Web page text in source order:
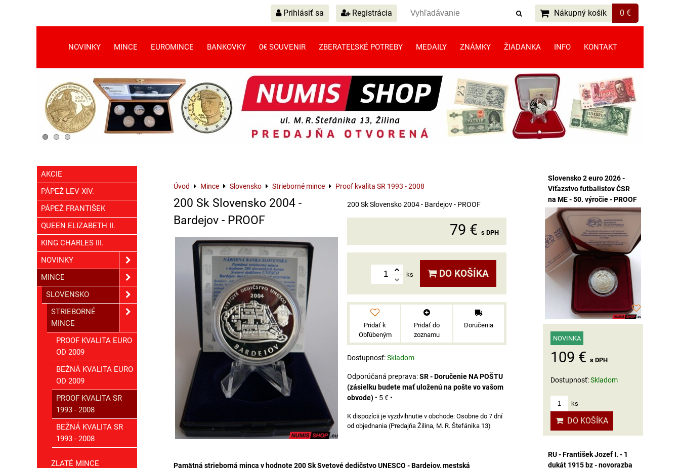
Prihlásiť sa Registrácia Nákupný košík 0 €
NOVINKY MINCE EUROMINCE BANKOVKY 0€ SOUVENIR ZBERATEĽSKÉ POTREBY MEDAILY ZNÁMKY ŽIADANKA INFO KONTAKT
Úvod Mince Slovensko Strieborné mince Proof kvalita SR 1993 - 2008
200 Sk Slovensko 2004 -
Bardejov - PROOF
200 Sk Slovensko 2004 - Bardejov - PROOF
79 € s DPH
ks DO KOŠÍKA
Pridať k
Obľúbeným
Pridať do
zoznamu
Doručenia
Dostupnosť:Skladom
SR - Doručenie NA POŠTU
(zásielku budete mať uloženú na pošte vo vašom
obvode) • 5 € •
Osobne do 7 dní
od objednania (Predajňa Žilina, M. R. Štefánika 13)
Pamätná strieborná minca v hodnote 200 Sk Svetové dedičstvo UNESCO - Bardejov, mestská
AKCIE
PÁPEŽ LEV XIV.
PÁPEŽ FRANTIŠEK
QUEEN ELIZABETH II.
KING CHARLES III.
NOVINKY
MINCE
SLOVENSKO
STRIEBORNÉ
MINCE
PROOF KVALITA EURO
OD 2009
BEŽNÁ KVALITA EURO
OD 2009
PROOF KVALITA SR
1993 - 2008
BEŽNÁ KVALITA SR
1993 - 2008
ZLATÉ MINCE
Slovensko 2 euro 2026 -
Víťazstvo futbalistov ČSR
na ME - 50. výročie - PROOF
NOVINKA
109 € s DPH
Dostupnosť:Skladom
ks
DO KOŠÍKA
RU - František Jozef I. - 1
dukát 1915 bz - novorazba